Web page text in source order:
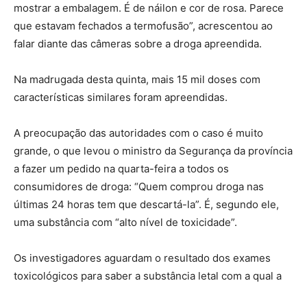
mostrar a embalagem. É de náilon e cor de rosa. Parece
que estavam fechados a termofusão”, acrescentou ao
falar diante das câmeras sobre a droga apreendida.
Na madrugada desta quinta, mais 15 mil doses com
características similares foram apreendidas.
A preocupação das autoridades com o caso é muito
grande, o que levou o ministro da Segurança da província
a fazer um pedido na quarta-feira a todos os
consumidores de droga: “Quem comprou droga nas
últimas 24 horas tem que descartá-la”. É, segundo ele,
uma substância com “alto nível de toxicidade”.
Os investigadores aguardam o resultado dos exames
toxicológicos para saber a substância letal com a qual a